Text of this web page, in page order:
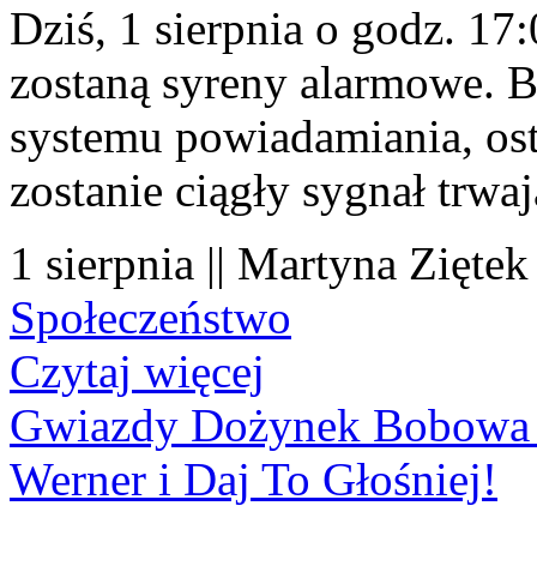
Dziś, 1 sierpnia o godz.
zostaną syreny alarmowe.
systemu powiadamiania,
zostanie ciągły sygnał
1 sierpnia || Martyna
Społeczeństwo
Czytaj więcej
Gwiazdy Dożynek Bobowa
Werner i Daj To Głośniej!